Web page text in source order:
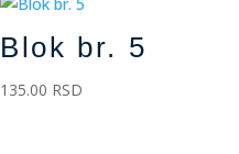
Blok br. 5
135.00 RSD